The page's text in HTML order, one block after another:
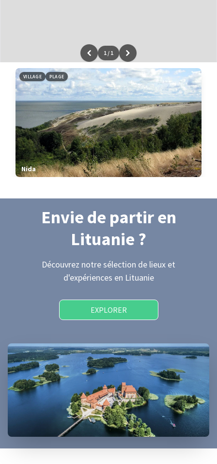
Leaflet|données ©OpenStreetMap /ODbL - renduOSM France
1 / 1
VILLAGE PLAGE
Nida
Envie de partiren
Lituanie ?
Découvrez notre sélection de lieux et
d'expériences en Lituanie
EXPLORER